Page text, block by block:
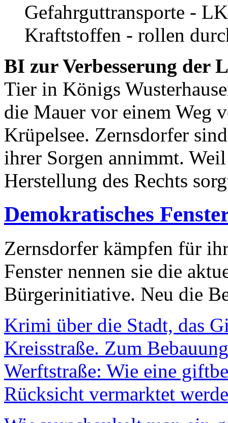
Gefahrguttransporte -
Kraftstoffen - rollen
BI zur Verbesserung der
Tier in Königs
die Mauer vor einem Weg
Krüpelsee. Zernsdorfer
ihrer Sorgen annimmt.
Herstellung des Rechts
Demokratisches
Zernsdorfer kämpfen für
Fenster nennen sie die
Bürgerinitiative. Neu die
Krimi über die Stadt, das
Kreisstraße. Zum
Werftstraße: Wie eine
Rücksicht vermarktet